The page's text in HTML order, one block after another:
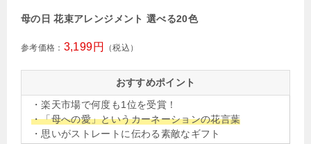
母の日 花束アレンジメント 選べる20色
参考価格： 3,199円 （税込）
おすすめポイント
・楽天市場で何度も1位を受賞！
・「母への愛」というカーネーションの花言葉
・思いがストレートに伝わる素敵なギフト